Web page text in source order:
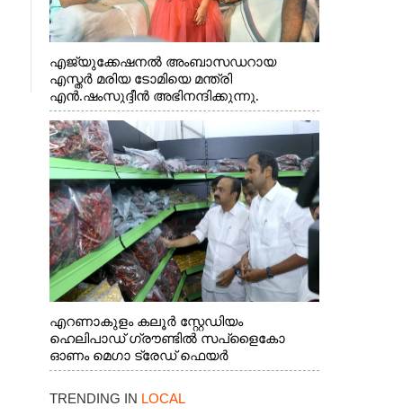
എജ്യുക്കേഷനൽ അംബാസഡറായ
എസ്തർ മരിയ ടോമിയെ മന്ത്രി
എൻ.ഷംസുദ്ദീൻ അഭിനന്ദിക്കുന്നു.
എറണാകുളം കലൂർ സ്റ്റേഡിയം
ഹെലിപാഡ് ഗ്രൗണ്ടിൽ സപ്ളൈകോ
ഓണം മെഗാ ട്രേഡ് ഫെയർ
സംസ്ഥാനതല ഉദ്ഘാടനം നിർവഹിച്ച്
സതീശൻ. മന്ത്രി അനൂപ് ജേക്കബ് സമീപം
TRENDING IN LOCAL